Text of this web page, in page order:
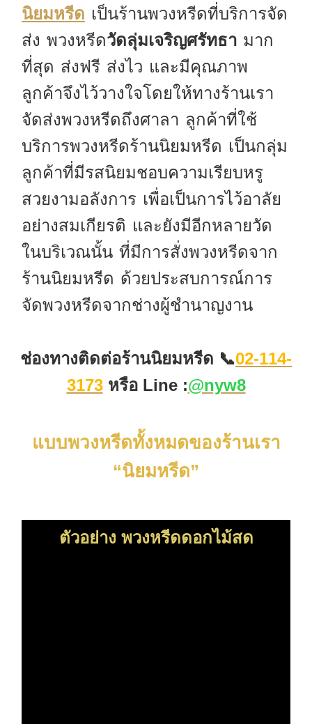
นิยมหรีด เป็นร้านพวงหรีดที่บริการจัด
ส่ง พวงหรีดวัดลุ่มเจริญศรัทธา มาก
ที่สุด ส่งฟรี ส่งไว และมีคุณภาพ
ลูกค้าจึงไว้วางใจโดยให้ทางร้านเรา
จัดส่งพวงหรีดถึงศาลา ลูกค้าที่ใช้
บริการพวงหรีดร้านนิยมหรีด เป็นกลุ่ม
ลูกค้าที่มีรสนิยมชอบความเรียบหรู
สวยงามอลังการ เพื่อเป็นการไว้อาลัย
อย่างสมเกียรติ และยังมีอีกหลายวัด
ในบริเวณนั้น ที่มีการสั่งพวงหรีดจาก
ร้านนิยมหรีด ด้วยประสบการณ์การ
จัดพวงหรีดจากช่างผู้ชำนาญงาน
ช่องทางติดต่อร้านนิยมหรีด 📞02-114-
3173หรือ Line :@nyw8
แบบพวงหรีดทั้งหมดของร้านเรา
“นิยมหรีด”
ตัวอย่าง พวงหรีดดอกไม้สด